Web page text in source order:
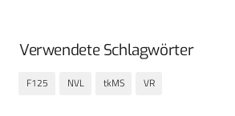
Verwendete Schlagwörter
F125 NVL tkMS VR